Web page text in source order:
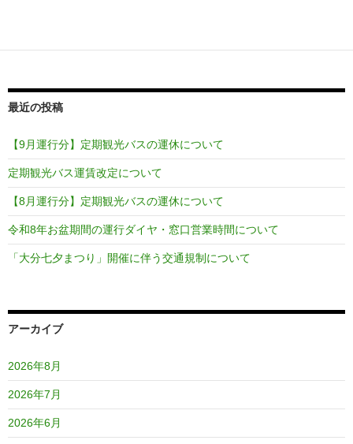
最近の投稿
【9月運行分】定期観光バスの運休について
定期観光バス運賃改定について
【8月運行分】定期観光バスの運休について
令和8年お盆期間の運行ダイヤ・窓口営業時間について
「大分七夕まつり」開催に伴う交通規制について
アーカイブ
2026年8月
2026年7月
2026年6月